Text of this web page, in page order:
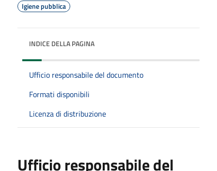
Igiene pubblica
INDICE DELLA PAGINA
Ufficio responsabile del documento
Formati disponibili
Licenza di distribuzione
Ufficio responsabile del